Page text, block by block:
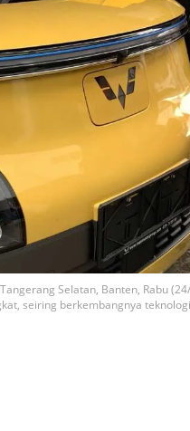
Selatan, Banten, Rabu
seiring berkembangnya